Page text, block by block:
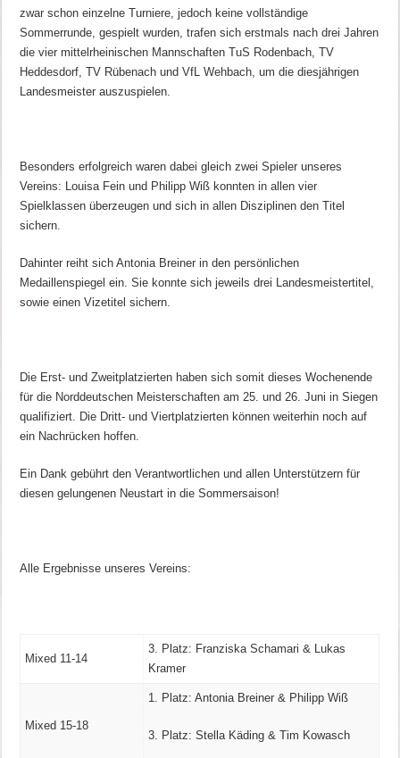
zwar schon einzelne Turniere, jedoch keine vollständige
Sommerrunde, gespielt wurden, trafen sich erstmals nach drei Jahren
die vier mittelrheinischen Mannschaften TuS Rodenbach, TV
Heddesdorf, TV Rübenach und VfL Wehbach, um die diesjährigen
Landesmeister auszuspielen.
Besonders erfolgreich waren dabei gleich zwei Spieler unseres
Vereins: Louisa Fein und Philipp Wiß konnten in allen vier
Spielklassen überzeugen und sich in allen Disziplinen den Titel
sichern.
Dahinter reiht sich Antonia Breiner in den persönlichen
Medaillenspiegel ein. Sie konnte sich jeweils drei Landesmeistertitel,
sowie einen Vizetitel sichern.
Die Erst- und Zweitplatzierten haben sich somit dieses Wochenende
für die Norddeutschen Meisterschaften am 25. und 26. Juni in Siegen
qualifiziert. Die Dritt- und Viertplatzierten können weiterhin noch auf
ein Nachrücken hoffen.
Ein Dank gebührt den Verantwortlichen und allen Unterstützern für
diesen gelungenen Neustart in die Sommersaison!
Alle Ergebnisse unseres Vereins:
Mixed 11-14
3. Platz: Franziska Schamari & Lukas
Kramer
Mixed 15-18
1. Platz: Antonia Breiner & Philipp Wiß
3. Platz: Stella Käding & Tim Kowasch